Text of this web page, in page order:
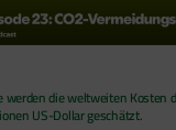
werden die weltweiten Kosten
US-Dollar geschätzt.